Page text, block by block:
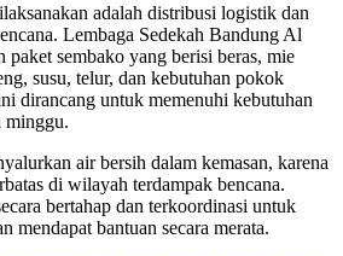
adalah distribusi logistik dan
Lembaga Sedekah Bandung Al
sembako yang berisi beras, mie
susu, telur, dan kebutuhan pokok
dirancang untuk memenuhi kebutuhan
minggu.
air bersih dalam kemasan, karena
di wilayah terdampak bencana.
bertahap dan terkoordinasi untuk
mendapat bantuan secara merata.